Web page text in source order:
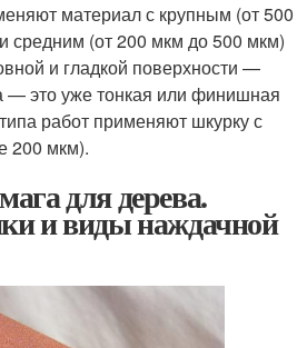
материал с крупным (от 500
средним (от 200 мкм до 500 мкм)
и гладкой поверхности —
— это уже тонкая или финишная
работ применяют шкурку с
200 мкм).
для дерева.
и виды наждачной